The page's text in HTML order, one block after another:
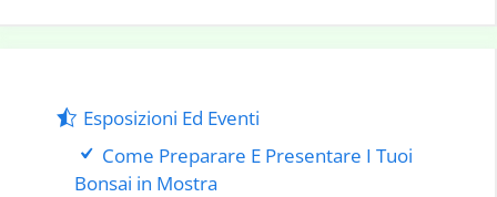
Esposizioni Ed Eventi
Come Preparare E Presentare I Tuoi
Bonsai in Mostra